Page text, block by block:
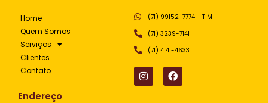
Home
Quem Somos
Serviços
Clientes
Contato
(71) 99152-7774 - TIM
(71) 3239-7141
(71) 4141-4633
Endereço